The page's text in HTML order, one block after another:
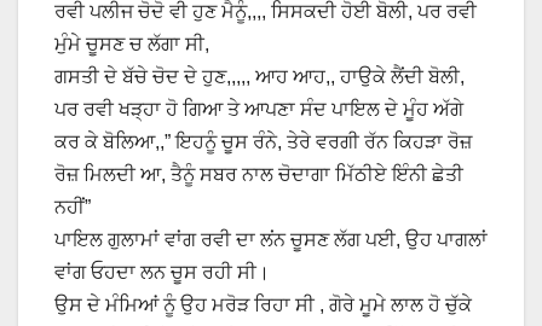
ਰਵੀ ਪਲੀਜ ਚੋਦੋ ਵੀ ਹੁਣ ਮੈਨੂੰ,,,, ਸਿਸਕਦੀ ਹੋਈ ਬੋਲੀ, ਪਰ ਰਵੀ
ਮੁੰਮੇ ਚੂਸਣ ਚ ਲੱਗਾ ਸੀ,
ਗਸਤੀ ਦੇ ਬੱਚੇ ਚੋਦ ਦੇ ਹੁਣ,,,,, ਆਹ ਆਹ,, ਹਾਉਕੇ ਲੈਂਦੀ ਬੋਲੀ,
ਪਰ ਰਵੀ ਖੜ੍ਹਾ ਹੋ ਗਿਆ ਤੇ ਆਪਣਾ ਸੰਦ ਪਾਇਲ ਦੇ ਮੂੰਹ ਅੱਗੇ
ਕਰ ਕੇ ਬੋਲਿਆ,,” ਇਹਨੂੰ ਚੂਸ ਰੰਨੇ, ਤੇਰੇ ਵਰਗੀ ਰੱਨ ਕਿਹੜਾ ਰੋਜ਼
ਰੋਜ਼ ਮਿਲਦੀ ਆ, ਤੈਨੂੰ ਸਬਰ ਨਾਲ ਚੋਦਾਗਾ ਮਿੱਠੀਏ ਇੰਨੀ ਛੇਤੀ
ਨਹੀਂ”
ਪਾਇਲ ਗੁਲਾਮਾਂ ਵਾਂਗ ਰਵੀ ਦਾ ਲਂਨ ਚੂਸਣ ਲੱਗ ਪਈ, ਉਹ ਪਾਗਲਾਂ
ਵਾਂਗ ਓਹਦਾ ਲਨ ਚੂਸ ਰਹੀ ਸੀ।
ਉਸ ਦੇ ਮੰਮਿਆਂ ਨੂੰ ਉਹ ਮਰੋੜ ਰਿਹਾ ਸੀ , ਗੋਰੇ ਮੂਮੇ ਲਾਲ ਹੋ ਚੁੱਕੇ